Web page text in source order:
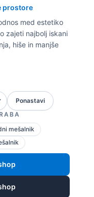
prostore
med estetiko
zajeti najbolj iskani
hiše in manjše
Ponastavi
mešalnik